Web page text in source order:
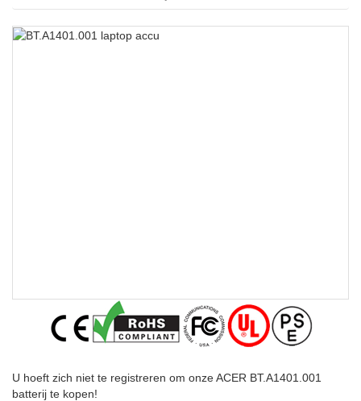
U hoeft zich niet te registreren om onze ACER BT.A1401.001
batterij te kopen!